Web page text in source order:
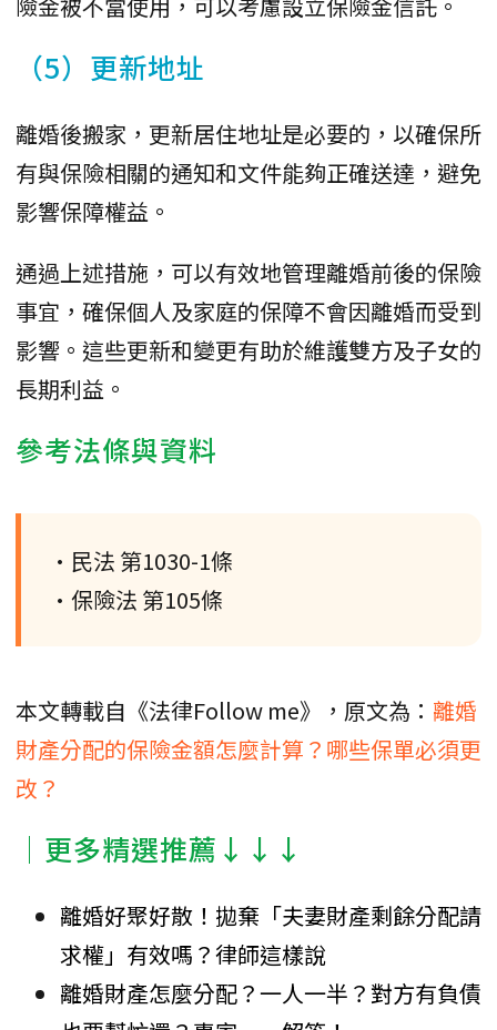
（5）更新地址
離婚後搬家，更新居住地址是必要的，以確保所
有與保險相關的通知和文件能夠正確送達，避免
影響保障權益。
通過上述措施，可以有效地管理離婚前後的保險
事宜，確保個人及家庭的保障不會因離婚而受到
影響。這些更新和變更有助於維護雙方及子女的
長期利益。
參考法條與資料
•民法 第1030-1條
•保險法 第105條
本文轉載自《法律Follow me》，原文為： 離婚
財產分配的保險金額怎麼計算？哪些保單必須更
改？
│更多精選推薦↓↓↓
離婚好聚好散！拋棄「夫妻財產剩餘分配請
求權」有效嗎？律師這樣說
離婚財產怎麼分配？一人一半？對方有負債